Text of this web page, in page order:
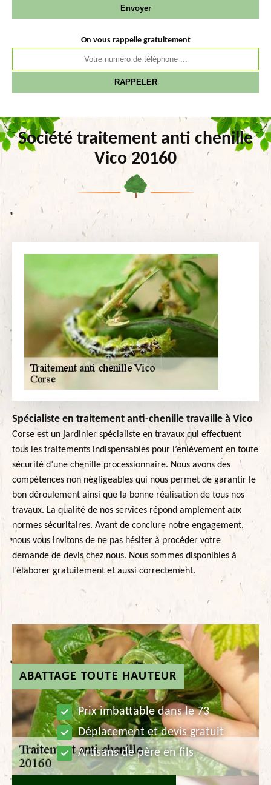
ABATTAGE TOUTE HAUTEUR
Prix imbattable dans le 73
Déplacement et devis gratuit
Artisans de père en fils
On vous rappelle gratuitement
Société traitement anti chenille
Vico 20160
Spécialiste en traitement anti-chenille travaille à Vico
Corse est un jardinier spécialiste en travaux qui effectuent
tous les traitements indispensables pour l’enlèvement en toute
sécurité d’une chenille processionnaire. Nous avons des
compétences non négligeables qui nous permet de garantir le
bon déroulement ainsi que la bonne réalisation de tous nos
travaux. La qualité de nos services répond amplement aux
normes sécuritaires. Avant de conclure notre engagement,
nous vous invitons de ne pas hésiter à procéder votre
demande de devis chez nous. Nous sommes disponibles à
l’élaborer gratuitement et aussi correctement.